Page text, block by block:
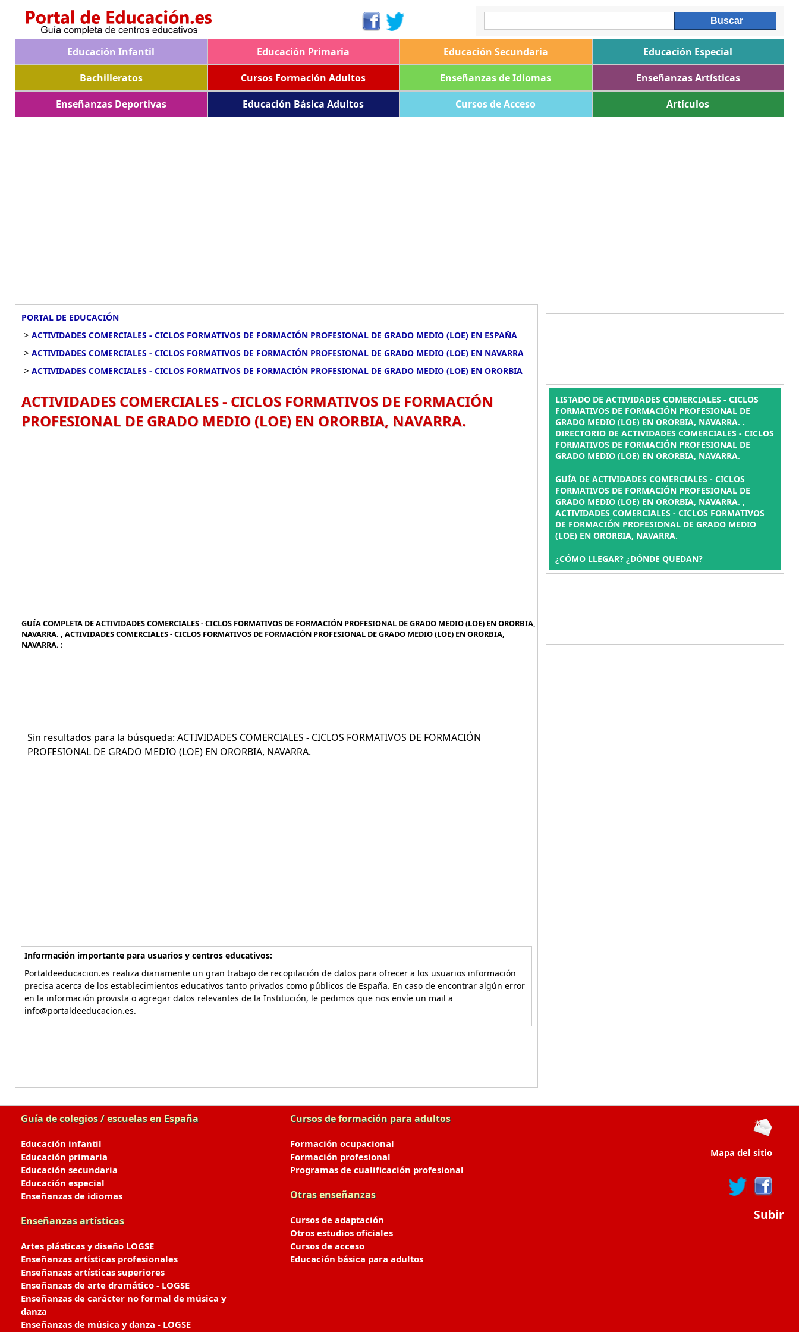
Educación Infantil Educación Primaria Educación Secundaria
Educación Especial
Bachilleratos
Cursos Formación Adultos Enseñanzas de Idiomas
Enseñanzas Artísticas
Enseñanzas Deportivas
Educación Básica Adultos Cursos de Acceso Artículos
PORTAL DE EDUCACIÓN
> ACTIVIDADES COMERCIALES - CICLOS FORMATIVOS DE FORMACIÓN PROFESIONAL DE GRADO MEDIO (LOE) EN ESPAÑA
> ACTIVIDADES COMERCIALES - CICLOS FORMATIVOS DE FORMACIÓN PROFESIONAL DE GRADO MEDIO (LOE) EN NAVARRA
> ACTIVIDADES COMERCIALES - CICLOS FORMATIVOS DE FORMACIÓN PROFESIONAL DE GRADO MEDIO (LOE) EN ORORBIA
ACTIVIDADES COMERCIALES - CICLOS FORMATIVOS DE FORMACIÓN
PROFESIONAL DE GRADO MEDIO (LOE) EN ORORBIA, NAVARRA.
GUÍA COMPLETA DE ACTIVIDADES COMERCIALES - CICLOS FORMATIVOS DE FORMACIÓN PROFESIONAL DE GRADO MEDIO (LOE) EN ORORBIA,
NAVARRA. , ACTIVIDADES COMERCIALES - CICLOS FORMATIVOS DE FORMACIÓN PROFESIONAL DE GRADO MEDIO (LOE) EN ORORBIA,
NAVARRA. :
Sin resultados para la búsqueda: ACTIVIDADES COMERCIALES - CICLOS FORMATIVOS DE FORMACIÓN
PROFESIONAL DE GRADO MEDIO (LOE) EN ORORBIA, NAVARRA.
Información importante para usuarios y centros educativos:
Portaldeeducacion.es realiza diariamente un gran trabajo de recopilación de datos para ofrecer a los usuarios información
precisa acerca de los establecimientos educativos tanto privados como públicos de España. En caso de encontrar algún error
en la información provista o agregar datos relevantes de la Institución, le pedimos que nos envíe un mail a
info@portaldeeducacion.es.
LISTADO DE ACTIVIDADES COMERCIALES - CICLOS
FORMATIVOS DE FORMACIÓN PROFESIONAL DE
GRADO MEDIO (LOE) EN ORORBIA, NAVARRA. .
DIRECTORIO DE ACTIVIDADES COMERCIALES - CICLOS
FORMATIVOS DE FORMACIÓN PROFESIONAL DE
GRADO MEDIO (LOE) EN ORORBIA, NAVARRA.
GUÍA DE ACTIVIDADES COMERCIALES - CICLOS
FORMATIVOS DE FORMACIÓN PROFESIONAL DE
GRADO MEDIO (LOE) EN ORORBIA, NAVARRA. ,
ACTIVIDADES COMERCIALES - CICLOS FORMATIVOS
DE FORMACIÓN PROFESIONAL DE GRADO MEDIO
(LOE) EN ORORBIA, NAVARRA.
¿CÓMO LLEGAR? ¿DÓNDE QUEDAN?
Guía de colegios / escuelas en España
Educación infantil
Educación primaria
Educación secundaria
Educación especial
Enseñanzas de idiomas
Enseñanzas artísticas
Artes plásticas y diseño LOGSE
Enseñanzas artísticas profesionales
Enseñanzas artísticas superiores
Enseñanzas de arte dramático - LOGSE
Enseñanzas de carácter no formal de música y
danza
Enseñanzas de música y danza - LOGSE
Cursos de formación para adultos
Formación ocupacional
Formación profesional
Programas de cualificación profesional
Otras enseñanzas
Cursos de adaptación
Otros estudios oficiales
Cursos de acceso
Educación básica para adultos
Mapa del sitio
Subir